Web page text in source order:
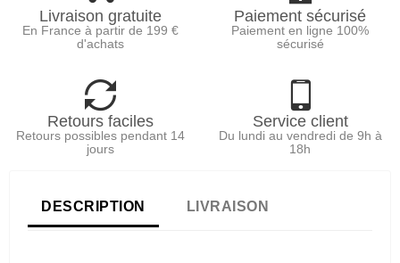
Livraison gratuite
En France à partir de 199 €
d'achats
Paiement sécurisé
Paiement en ligne 100%
sécurisé
Retours faciles
Retours possibles pendant 14
jours
Service client
Du lundi au vendredi de 9h à
18h
DESCRIPTION LIVRAISON